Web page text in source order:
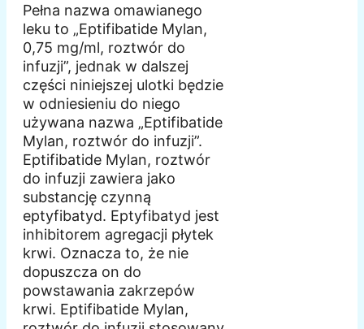
Pełna nazwa omawianego
leku to „Eptifibatide Mylan,
0,75 mg/ml, roztwór do
infuzji”, jednak w dalszej
części niniejszej ulotki będzie
w odniesieniu do niego
używana nazwa „Eptifibatide
Mylan, roztwór do infuzji”.
Eptifibatide Mylan, roztwór
do infuzji zawiera jako
substancję czynną
eptyfibatyd. Eptyfibatyd jest
inhibitorem agregacji płytek
krwi. Oznacza to, że nie
dopuszcza on do
powstawania zakrzepów
krwi. Eptifibatide Mylan,